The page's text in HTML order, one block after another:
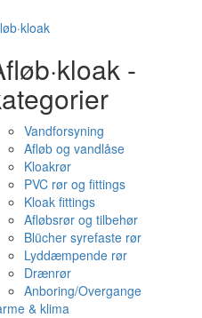
-
Vandforsyning
Afløb og vandlåse
Kloakrør
PVC rør og fittings
Kloak fittings
Afløbsrør og tilbehør
Blücher syrefaste rør
Lyddæmpende rør
Drænrør
Anboring/Overgange
& klima